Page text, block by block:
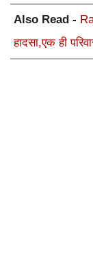
Also Read -
हादसा,एक ही